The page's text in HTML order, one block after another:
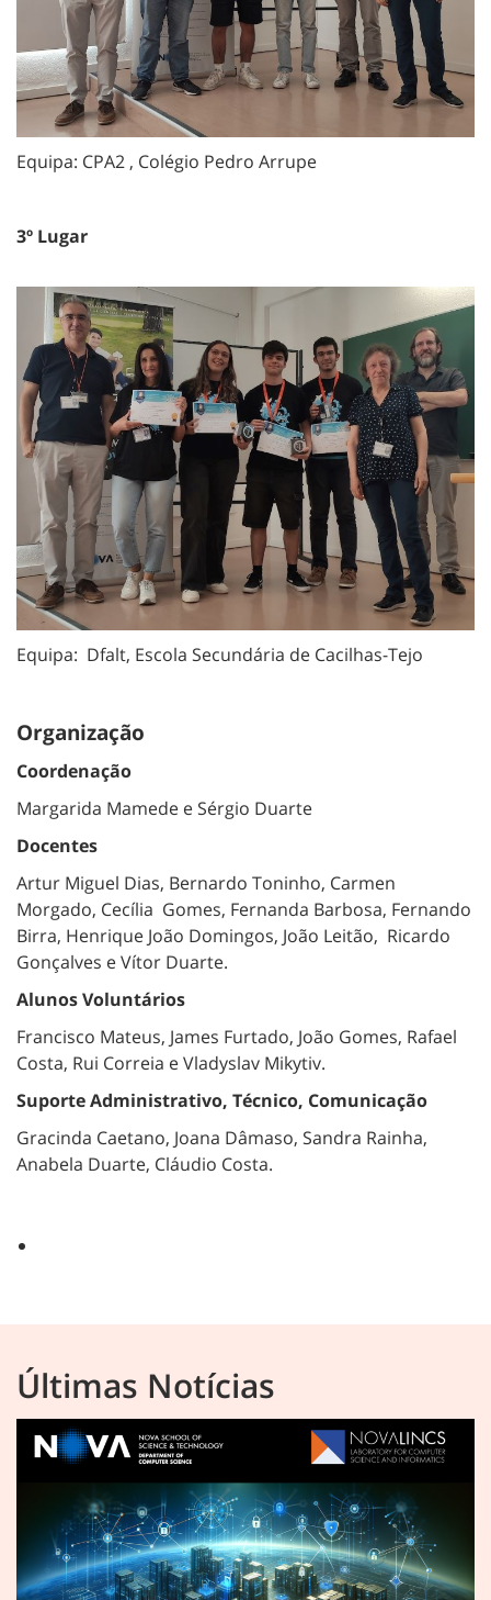
Equipa: CPA2 , Colégio Pedro Arrupe
3º Lugar
Equipa: Dfalt, Escola Secundária de Cacilhas-Tejo
Organização
Coordenação
Margarida Mamede e Sérgio Duarte
Docentes
Artur Miguel Dias, Bernardo Toninho, Carmen
Morgado, Cecília Gomes, Fernanda Barbosa, Fernando
Birra, Henrique João Domingos, João Leitão, Ricardo
Gonçalves e Vítor Duarte.
Alunos Voluntários
Francisco Mateus, James Furtado, João Gomes, Rafael
Costa, Rui Correia e Vladyslav Mikytiv.
Suporte Administrativo, Técnico, Comunicação
Gracinda Caetano, Joana Dâmaso, Sandra Rainha,
Anabela Duarte, Cláudio Costa.
Últimas Notícias